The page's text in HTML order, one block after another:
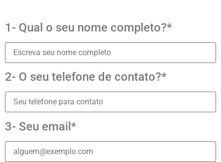
1- Qual o seu nome completo?*
2- O seu telefone de contato?*
3- Seu email*